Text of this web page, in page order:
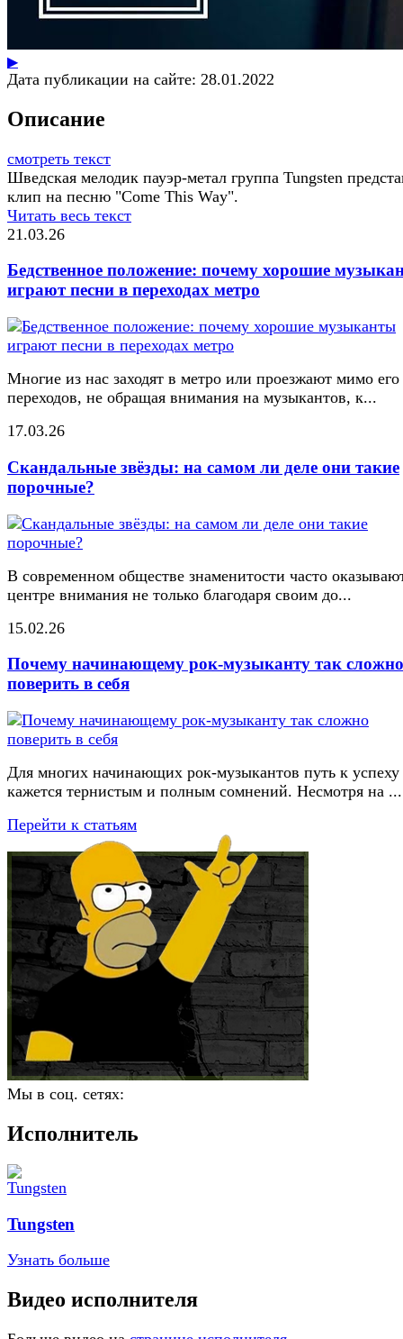
▶
Дата публикации на сайте: 28.01.2022
Описание
смотреть текст
Шведская мелодик пауэр-метал группа Tungsten
клип на песню "Come This Way".
Читать весь текст
21.03.26
Бедственное положение: почему хорошие
играют песни в переходах метро
Многие из нас заходят в метро или проезжают мимо его
переходов, не обращая внимания на музыкантов, к...
17.03.26
Скандальные звёзды: на самом ли деле они такие
порочные?
В современном обществе знаменитости часто
центре внимания не только благодаря своим до...
15.02.26
Почему начинающему рок-музыканту так сложно
поверить в себя
Для многих начинающих рок-музыкантов путь к успеху
кажется тернистым и полным сомнений. Несмотря на ...
Перейти к статьям
Мы в соц. сетях:
Исполнитель
Tungsten
Узнать больше
Видео исполнителя